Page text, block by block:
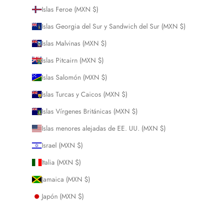
Islas Feroe (MXN $)
Islas Georgia del Sur y Sandwich del Sur (MXN $)
Islas Malvinas (MXN $)
Islas Pitcairn (MXN $)
Islas Salomón (MXN $)
Islas Turcas y Caicos (MXN $)
Islas Vírgenes Británicas (MXN $)
Islas menores alejadas de EE. UU. (MXN $)
Israel (MXN $)
Italia (MXN $)
Jamaica (MXN $)
Japón (MXN $)